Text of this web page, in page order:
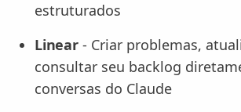
estruturados
Linear- Criar problemas,
consultar seu backlog
conversas do Claude